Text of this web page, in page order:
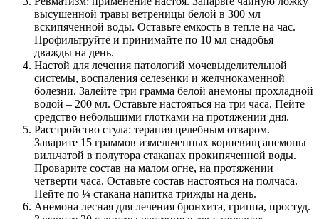
высушенной травы ветреницы белой в 300 мл
вскипяченной воды. Оставьте емкость в тепле на час.
Профильтруйте и принимайте по 10 мл снадобья
дважды на день.
Настой для лечения патологий мочевыделительной
системы, воспаления селезенки и желчнокаменной
болезни. Залейте три грамма белой анемоны прохладной
водой – 200 мл. Оставьте настояться на три часа. Пейте
средство небольшими глотками на протяжении дня.
Расстройство стула: терапия целебным отваром.
Заварите 15 граммов измельченных корневищ анемоны
вильчатой в полутора стаканах прокипяченной воды.
Проварите состав на малом огне, на протяжении
четверти часа. Оставьте состав настояться на полчаса.
Пейте по ¼ стакана напитка трижды на день.
Анемона лесная для лечения бронхита, гриппа, простуд.